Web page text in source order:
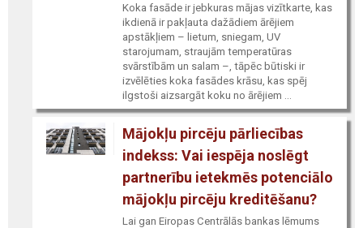
Koka fasāde ir jebkuras mājas vizītkarte, kas
ikdienā ir pakļauta dažādiem ārējiem
apstākļiem – lietum, sniegam, UV
starojumam, straujām temperatūras
svārstībām un salam –, tāpēc būtiski ir
izvēlēties koka fasādes krāsu, kas spēj
ilgstoši aizsargāt koku no ārējiem ...
Mājokļu pircēju pārliecības
indekss: Vai iespēja noslēgt
partnerību ietekmēs potenciālo
mājokļu pircēju kreditēšanu?
Lai gan Eiropas Centrālās bankas lēmums